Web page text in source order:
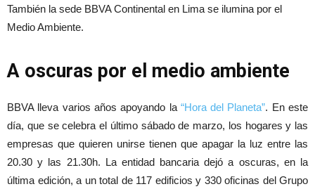
También la sede BBVA Continental en Lima se ilumina por el
Medio Ambiente.
A oscuras por el medio ambiente
BBVA lleva varios años apoyando la “Hora del Planeta”. En este
día, que se celebra el último sábado de marzo, los hogares y las
empresas que quieren unirse tienen que apagar la luz entre las
20.30 y las 21.30h. La entidad bancaria dejó a oscuras, en la
última edición, a un total de 117 edificios y 330 oficinas del Grupo